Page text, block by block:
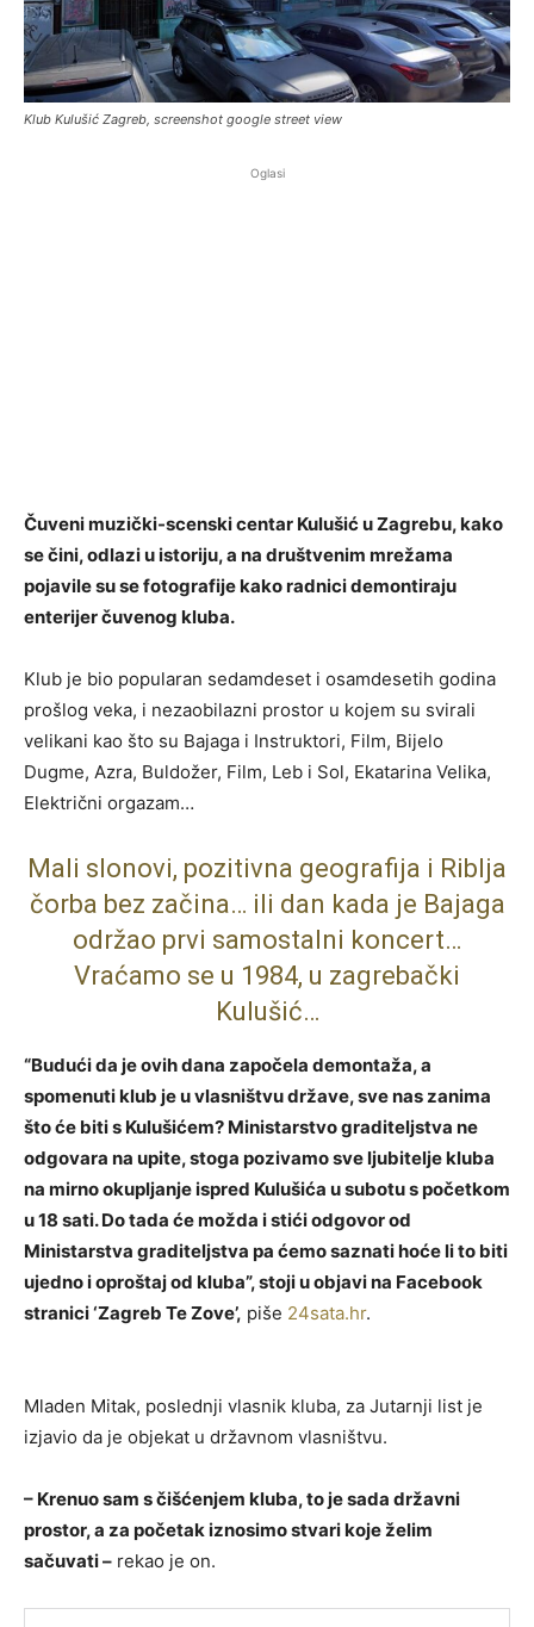
Klub Kulušić Zagreb, screenshot google street view
Oglasi
Čuveni muzički-scenski centar Kulušić u Zagrebu, kako
se čini, odlazi u istoriju, a na društvenim mrežama
pojavile su se fotografije kako radnici demontiraju
enterijer čuvenog kluba.
Klub je bio popularan sedamdeset i osamdesetih godina
prošlog veka, i nezaobilazni prostor u kojem su svirali
velikani kao što su Bajaga i Instruktori, Film, Bijelo
Dugme, Azra, Buldožer, Film, Leb i Sol, Ekatarina Velika,
Električni orgazam…
Mali slonovi, pozitivna geografija i Riblja
čorba bez začina… ili dan kada je Bajaga
održao prvi samostalni koncert…
Vraćamo se u 1984, u zagrebački
Kulušić…
“Budući da je ovih dana započela demontaža, a
spomenuti klub je u vlasništvu države, sve nas zanima
što će biti s Kulušićem? Ministarstvo graditeljstva ne
odgovara na upite, stoga pozivamo sve ljubitelje kluba
na mirno okupljanje ispred Kulušića u subotu s početkom
u 18 sati. Do tada će možda i stići odgovor od
Ministarstva graditeljstva pa ćemo saznati hoće li to biti
ujedno i oproštaj od kluba”, stoji u objavi na Facebook
stranici ‘Zagreb Te Zove’, piše 24sata.hr.
Mladen Mitak, poslednji vlasnik kluba, za Jutarnji list je
izjavio da je objekat u državnom vlasništvu.
– Krenuo sam s čišćenjem kluba, to je sada državni
prostor, a za početak iznosimo stvari koje želim
sačuvati – rekao je on.